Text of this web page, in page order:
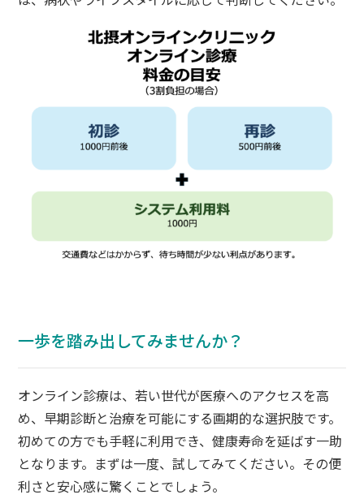
一歩を踏み出してみませんか？
オンライン診療は、若い世代が医療へのアクセスを高
め、早期診断と治療を可能にする画期的な選択肢です。
初めての方でも手軽に利用でき、健康寿命を延ばす一助
となります。まずは一度、試してみてください。その便
利さと安心感に驚くことでしょう。